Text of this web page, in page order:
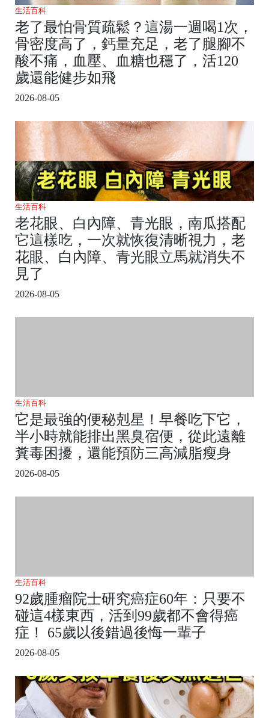
生活百科
老了最怕骨質疏鬆？這湯一週喝1次，
骨密度高了，鈣量充足，老了腿腳不
酸不痛，血壓、血糖也穩了，活120
歲還能健步如飛
2026-08-05
生活百科
老花眼、白內障、青光眼，南瓜搭配
它這樣吃，一次就恢復清晰視力，老
花眼、白內障、青光眼立馬就消失不
見了
2026-08-05
生活百科
它是最強的便秘剋星！早餐吃下它，
半小時就能排出黑臭宿便，從此遠離
糞毒困擾，還能預防三高減脂瘦身
2026-08-05
生活百科
92歲腫瘤院士研究癌症60年：只要不
碰這4樣東西，活到99歲都不會得癌
症！ 65歲以後錯過後悔一輩子
2026-08-05